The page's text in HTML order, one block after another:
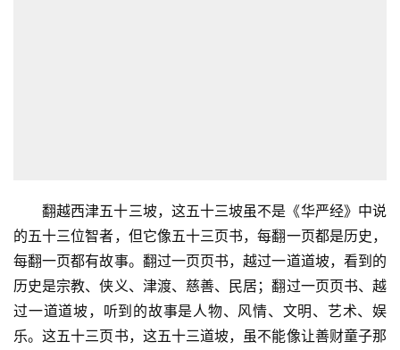
翻越西津五十三坡，这五十三坡虽不是《华严经》中说
的五十三位智者，但它像五十三页书，每翻一页都是历史，
每翻一页都有故事。翻过一页页书，越过一道道坡，看到的
历史是宗教、侠义、津渡、慈善、民居；翻过一页页书、越
过一道道坡，听到的故事是人物、风情、文明、艺术、娱
乐。这五十三页书，这五十三道坡，虽不能像让善财童子那